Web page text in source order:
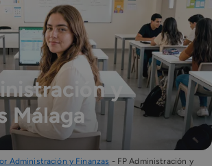
y
Málaga
Administración y Finanzas - FP Administración y